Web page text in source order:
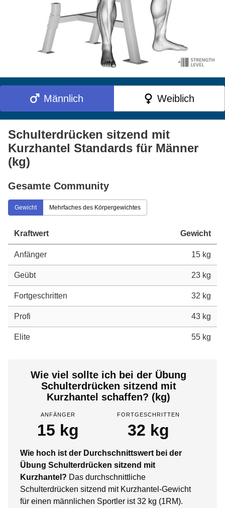
Männlich Weiblich
Schulterdrücken sitzend mit
Kurzhantel Standards für Männer
(kg)
Gesamte Community
Gewicht Mehrfaches des Körpergewichtes
Kraftwert Gewicht
Anfänger 15 kg
Geübt 23 kg
Fortgeschritten 32 kg
Profi 43 kg
Elite 55 kg
Wie viel sollte ich bei der Übung
Schulterdrücken sitzend mit
Kurzhantel schaffen? (kg)
ANFÄNGER
15 kg
FORTGESCHRITTEN
32 kg
Wie hoch ist der Durchschnittswert bei der
Übung Schulterdrücken sitzend mit
Kurzhantel? Das durchschnittliche
Schulterdrücken sitzend mit Kurzhantel-Gewicht
für einen männlichen Sportler ist 32 kg (1RM).